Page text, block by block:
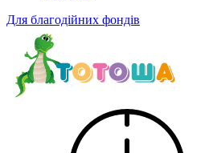
Для благодійних фондів